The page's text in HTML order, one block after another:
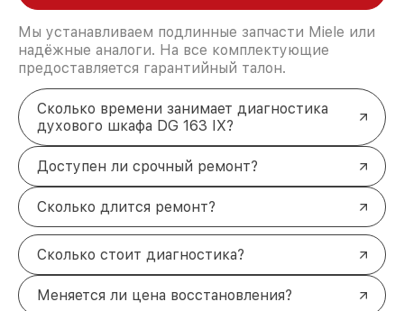
Мы устанавливаем подлинные запчасти Miele или
надёжные аналоги. На все комплектующие
предоставляется гарантийный талон.
Сколько времени занимает диагностика
духового шкафа DG 163 IX?
Доступен ли срочный ремонт?
Сколько длится ремонт?
Сколько стоит диагностика?
Меняется ли цена восстановления?